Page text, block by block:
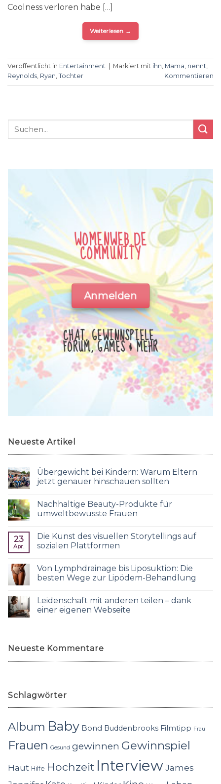
Coolness verloren habe […]
Weiterlesen →
Veröffentlicht in Entertainment Markiert mit ihn, Mama, nennt,
Reynolds, Ryan, Tochter Kommentieren
WOMENWEB.DE
COMMUNITY
Anmelden
CHAT, GEWINNSPIELE,
FORUM, GAMES & MEHR
Neueste Artikel
Übergewicht bei Kindern: Warum Eltern
jetzt genauer hinschauen sollten
Nachhaltige Beauty-Produkte für
umweltbewusste Frauen
23
Apr.
Die Kunst des visuellen Storytellings auf
sozialen Plattformen
Von Lymphdrainage bis Liposuktion: Die
besten Wege zur Lipödem-Behandlung
Leidenschaft mit anderen teilen – dank
einer eigenen Webseite
Neueste Kommentare
Schlagwörter
Album Baby Bond Buddenbrooks Filmtipp Frau
Frauen Gesund gewinnen Gewinnspiel
Haut Hilfe Hochzeit InterviewJames